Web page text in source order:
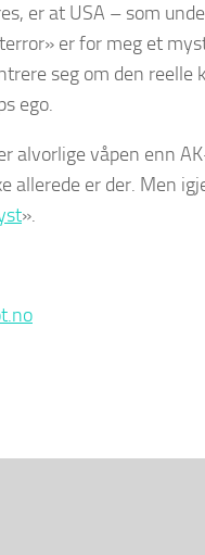
er at USA – som
er for meg et
seg om den
ego.
alvorlige våpen enn
allerede er der. Men
».